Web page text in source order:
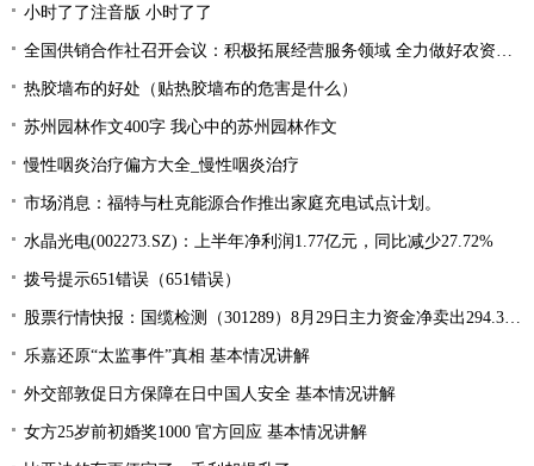
小时了了注音版 小时了了
全国供销合作社召开会议：积极拓展经营服务领域 全力做好农资供应
热胶墙布的好处（贴热胶墙布的危害是什么）
苏州园林作文400字 我心中的苏州园林作文
慢性咽炎治疗偏方大全_慢性咽炎治疗
市场消息：福特与杜克能源合作推出家庭充电试点计划。
水晶光电(002273.SZ)：上半年净利润1.77亿元，同比减少27.72%
拨号提示651错误（651错误）
股票行情快报：国缆检测（301289）8月29日主力资金净卖出294.37万元
乐嘉还原“太监事件”真相 基本情况讲解
外交部敦促日方保障在日中国人安全 基本情况讲解
女方25岁前初婚奖1000 官方回应 基本情况讲解